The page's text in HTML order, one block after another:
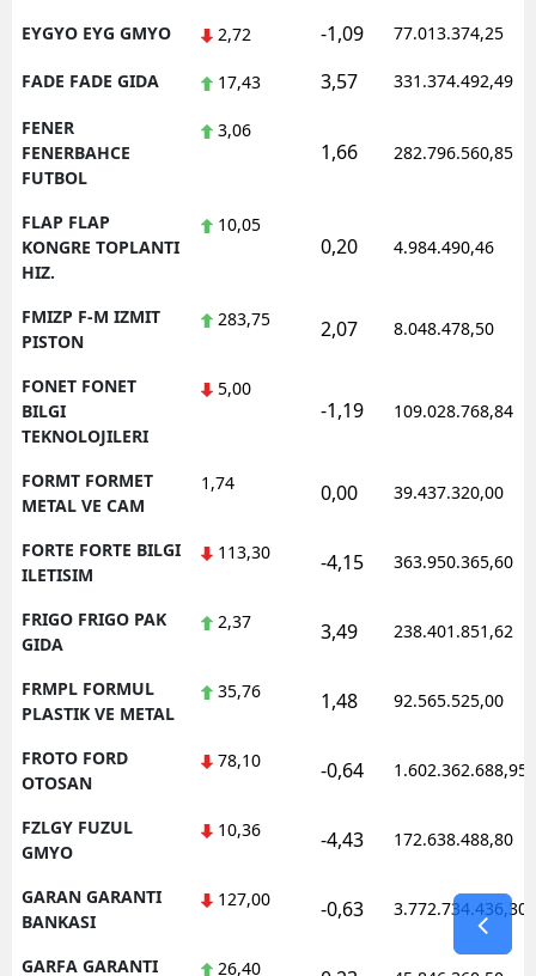
EYGYO EYG GMYO 2,72 -1,09 77.013.374,25
FADE FADE GIDA 17,43 3,57 331.374.492,49
FENER
FENERBAHCE
FUTBOL
3,06
1,66 282.796.560,85
FLAP FLAP
KONGRE TOPLANTI
HIZ.
10,05
0,20 4.984.490,46
FMIZP F-M IZMIT
PISTON
283,75 2,07 8.048.478,50
FONET FONET
BILGI
TEKNOLOJILERI
5,00
-1,19 109.028.768,84
FORMT FORMET
METAL VE CAM
1,74 0,00 39.437.320,00
FORTE FORTE BILGI
ILETISIM
113,30 -4,15 363.950.365,60
FRIGO FRIGO PAK
GIDA
2,37 3,49 238.401.851,62
FRMPL FORMUL
PLASTIK VE METAL
35,76 1,48 92.565.525,00
FROTO FORD
OTOSAN
78,10 -0,64 1.602.362.688,95
FZLGY FUZUL
GMYO
10,36 -4,43 172.638.488,80
GARAN GARANTI
BANKASI
127,00 -0,63 3.772.734.436,30
GARFA GARANTI 26,40